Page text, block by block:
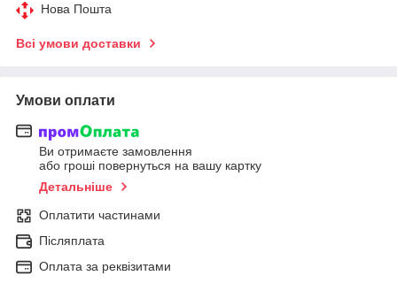
Нова Пошта
Всі умови доставки
Умови оплати
Ви отримаєте замовлення
або гроші повернуться на вашу картку
Детальніше
Оплатити частинами
Післяплата
Оплата за реквізитами